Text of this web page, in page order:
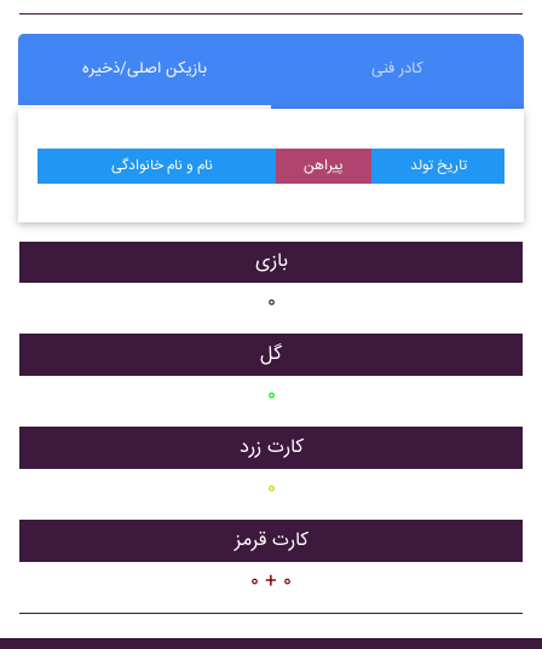
بازیکن اصلی/ذخیره کادر فنی
نام و نام خانوادگی پیراهن تاریخ تولد
بازی
۰
گل
۰
کارت زرد
۰
کارت قرمز
۰ + ۰